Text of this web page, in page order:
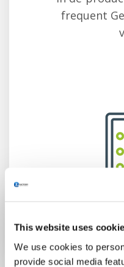
This website uses
We use cookies to
provide social media
frequent